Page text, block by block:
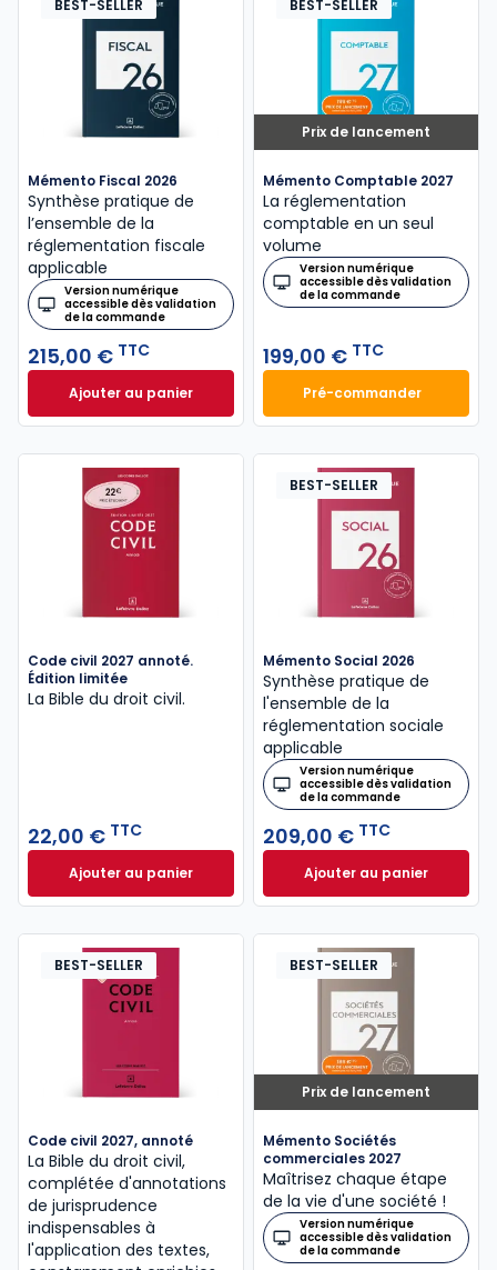
BEST-SELLER
Mémento Fiscal 2026
Synthèse pratique de
l’ensemble de la
réglementation fiscale
applicable
Version numérique
accessible dès validation
de la commande
215,00 € TTC
Ajouter au panierMémento Fiscal 2026 à 215,00 € TTC
Prix de lancement
BEST-SELLER
Mémento Comptable 2027
La réglementation
comptable en un seul
volume
Version numérique
accessible dès validation
de la commande
199,00 € TTC
Pré-commander
Mémento
Code civil 2027 annoté.
Édition limitée
La Bible du droit civil.
22,00 € TTC
Ajouter au panierCode civil 2027 annoté. Édition limitée à 22,00 € TTC
BEST-SELLER
Mémento Social 2026
Synthèse pratique de
l'ensemble de la
réglementation sociale
applicable
Version numérique
accessible dès validation
de la commande
209,00 € TTC
Ajouter au panier
Mémento Social
BEST-SELLER
Code civil 2027, annoté
La Bible du droit civil,
complétée d'annotations
de jurisprudence
indispensables à
l'application des textes,
Prix de lancement
BEST-SELLER
Mémento Sociétés
commerciales 2027
Maîtrisez chaque étape
de la vie d'une société !
Version numérique
accessible dès validation
de la commande